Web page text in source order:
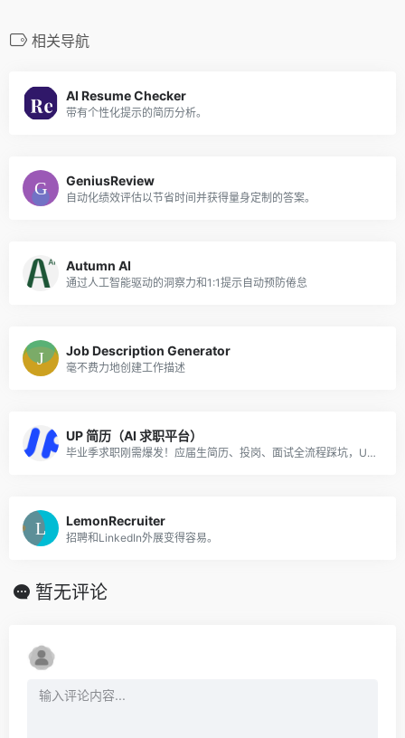
相关导航
AI Resume Checker
带有个性化提示的简历分析。
GeniusReview
自动化绩效评估以节省时间并获得量身定制的答案。
Autumn AI
通过人工智能驱动的洞察力和1:1提示自动预防倦怠
Job Description Generator
毫不费力地创建工作描述
UP 简历（AI 求职平台）
毕业季求职刚需爆发！应届生简历、投岗、面试全流程踩坑，UP 简历一站式解决，高转化高付费，出单稳！
LemonRecruiter
招聘和LinkedIn外展变得容易。
暂无评论